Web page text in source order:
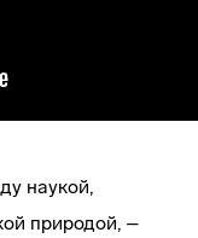
наукой,
природой, –